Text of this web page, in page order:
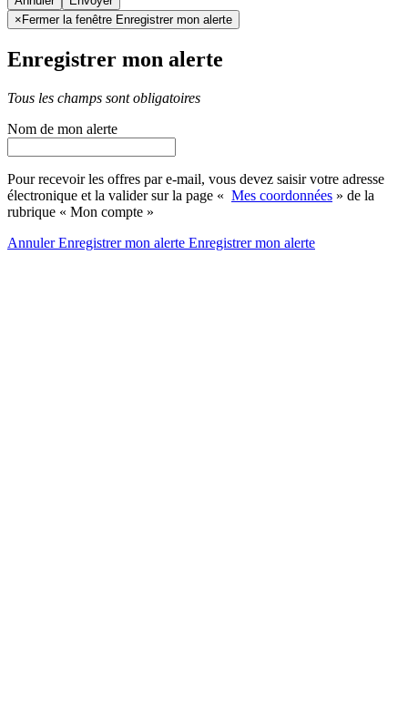
× Fermer la fenêtre Enregistrer mon alerte
Enregistrer mon alerte
Tous les champs sont obligatoires
Nom de mon alerte
Pour recevoir les offres par e-mail, vous devez saisir votre adresse
électronique et la valider sur la page « Mes coordonnées » de la
rubrique « Mon compte »
AnnulerEnregistrer mon alerte Enregistrermon alerte